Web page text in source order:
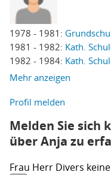
1978 - 1981:
1981 - 1982: Kath.
1982 - 1984: Kath.
Mehr anzeigen
Profil melden
Melden Sie sich
über Anja zu
Frau Herr Divers